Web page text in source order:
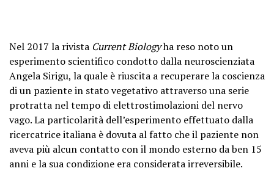
Nel 2017 la rivista Current Biologyha reso noto un
esperimento scientifico condotto dalla neuroscienziata
Angela Sirigu, la quale è riuscita a recuperare la coscienza
di un paziente in stato vegetativo attraverso una serie
protratta nel tempo di elettrostimolazioni del nervo
vago. La particolarità dell’esperimento effettuato dalla
ricercatrice italiana è dovuta al fatto che il paziente non
aveva più alcun contatto con il mondo esterno da ben 15
anni e la sua condizione era considerata irreversibile.